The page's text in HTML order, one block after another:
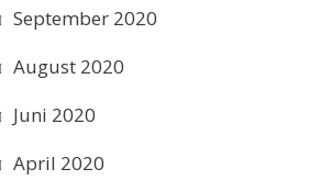
September 2020
August 2020
Juni 2020
April 2020